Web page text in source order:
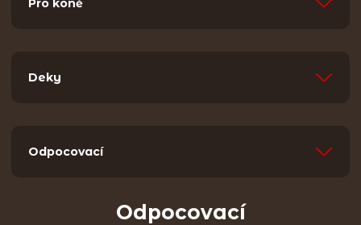
Pro koně
Deky
Odpocovací
Odpocovací